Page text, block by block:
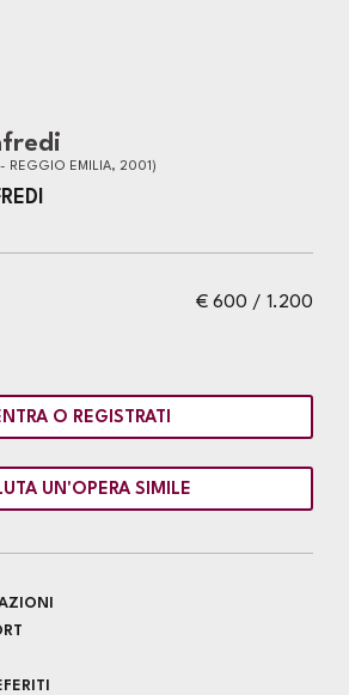
REGGIO EMILIA, 2001)
€ 600 / 1.200
O REGISTRATI
UN'OPERA SIMILE